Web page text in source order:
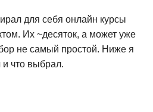
для себя онлайн курсы
Их ~десяток, а может уже
не самый простой. Ниже я
и что выбрал.